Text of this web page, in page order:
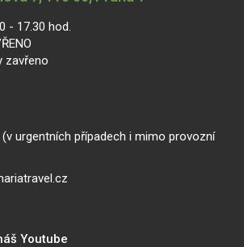
- 17.30 hod.
zavřeno
(v urgentních případech i mimo provozní
Youtube